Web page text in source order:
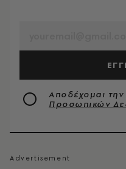
Αποδέχομαι την
Προσωπικών